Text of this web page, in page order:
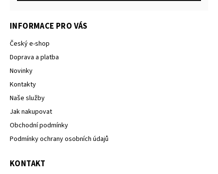
INFORMACE PRO VÁS
Český e-shop
Doprava a platba
Novinky
Kontakty
Naše služby
Jak nakupovat
Obchodní podmínky
Podmínky ochrany osobních údajů
KONTAKT